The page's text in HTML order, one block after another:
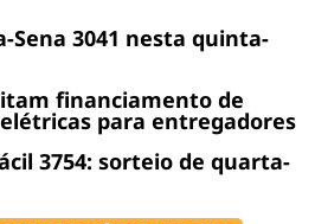
Sena 3041 nesta quinta-
financiamento de
para entregadores
3754: sorteio de quarta-